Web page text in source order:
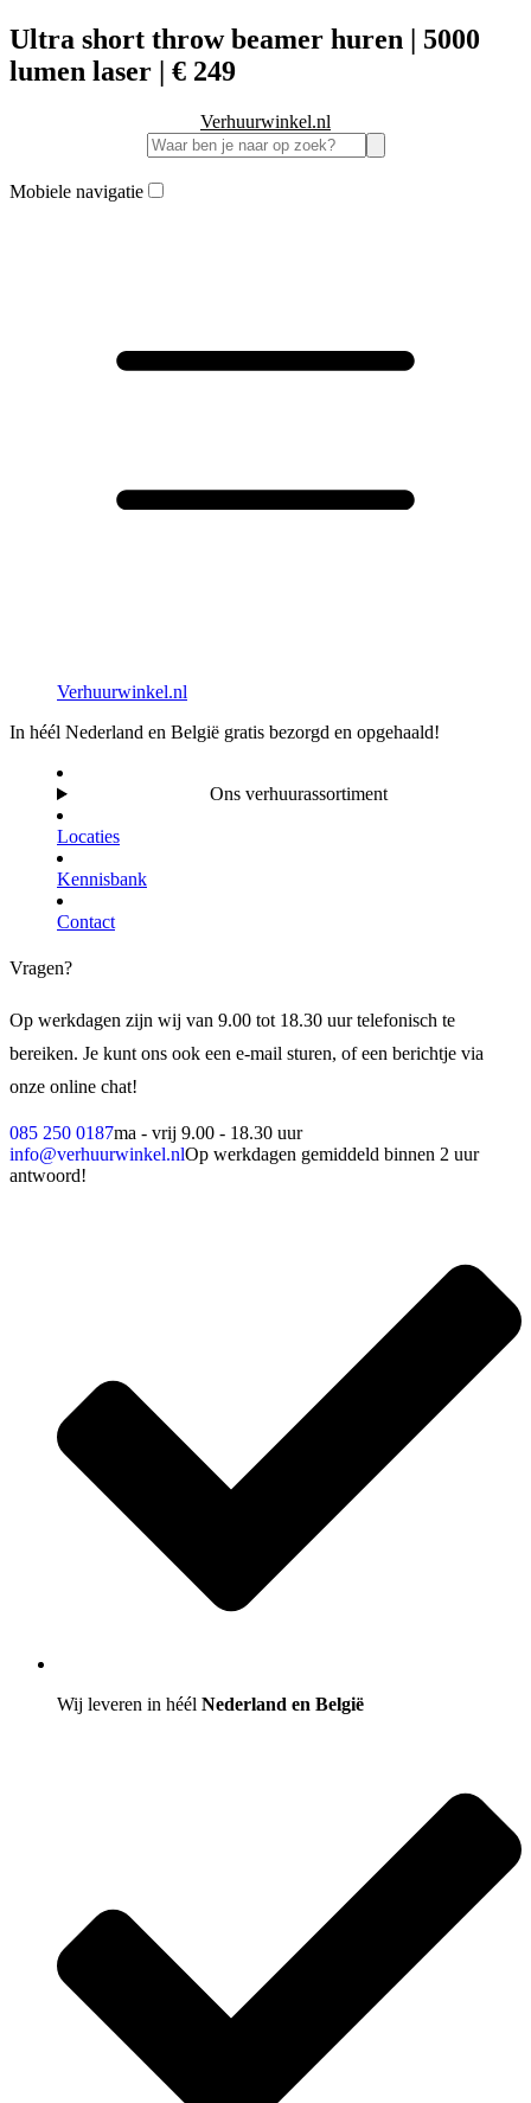
Ultra short throw beamer huren | 5000
lumen laser | € 249
Verhuurwinkel.nl
Mobiele navigatie
Verhuurwinkel.nl
In héél Nederland en België gratis bezorgd en opgehaald!
Ons verhuurassortiment
Locaties
Kennisbank
Contact
Vragen?
Op werkdagen zijn wij van 9.00 tot 18.30 uur telefonisch te
bereiken. Je kunt ons ook een e-mail sturen, of een berichtje via
onze online chat!
085 250 0187ma - vrij 9.00 - 18.30 uur
info@verhuurwinkel.nlOp werkdagen gemiddeld binnen 2 uur
antwoord!
Wij leveren in héél Nederland en België